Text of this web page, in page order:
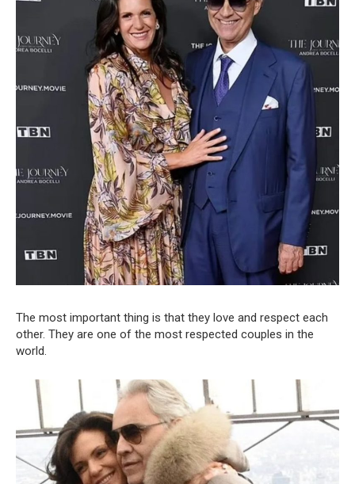
The most important thing is that they love and respect each
other. They are one of the most respected couples in the
world.